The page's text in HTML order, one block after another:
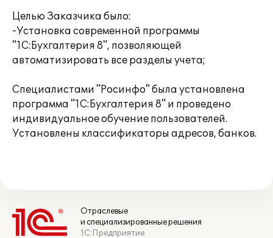
Целью Заказчика было:
-Установка современной программы
"1С:Бухгалтерия 8", позволяющей
автоматизировать все разделы учета;
Специалистами "Росинфо" была установлена
программа "1С:Бухгалтерия 8" и проведено
индивидуальное обучение пользователей.
Установлены классификаторы адресов, банков.
Отраслевые
и специализированные решения
1С:Предприятие